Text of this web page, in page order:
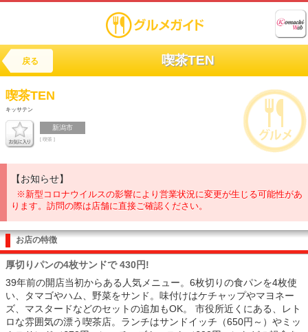
戻る 喫茶TEN
喫茶TEN
キッサテン
新潟市
[ 喫茶 ]
【お知らせ】
※新型コロナウイルスの影響により営業状況に変更が生じる可能性があ
ります。訪問の際は店舗に直接ご確認ください。
お店の特徴
厚切りパンの4枚サンドで 430円!
39年前の開店当初からある人気メニュー。6枚切りの食パンを4枚使
い、タマゴやハム、野菜をサンド。味付けはケチャップやマヨネー
ズ、マスタードなどのセットの追加もOK。 市役所近くにある、レト
ロな雰囲気の漂う喫茶店。ランチはサンドイッチ（650円～）やミッ